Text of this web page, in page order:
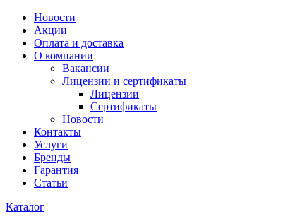
Новости
Акции
Оплата и доставка
О компании
Вакансии
Лицензии и сертификаты
Лицензии
Сертификаты
Новости
Контакты
Услуги
Бренды
Гарантия
Статьи
Каталог